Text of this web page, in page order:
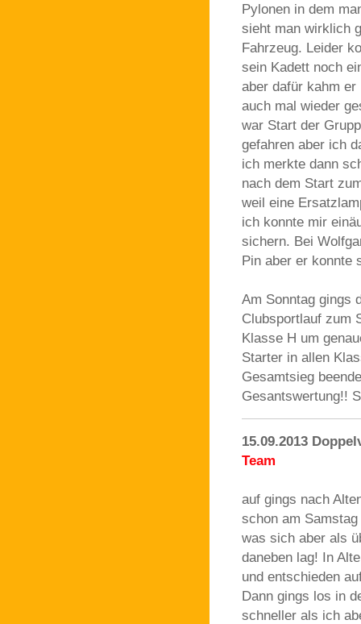
Pylonen in dem
sieht man wirklich
Fahrzeug. Leider
sein Kadett noch
aber dafür kahm
auch mal wieder
war Start der
gefahren aber ich
ich merkte dann
nach dem Start
weil eine
ich konnte mir
sichern. Bei
Pin aber er konnte
Am Sonntag gings
Clubsportlauf zum
Klasse H um
Starter in allen
Gesamtsieg
Gesantswertung!!
15.09.2013
Team
auf gings nach
schon am
was sich aber als
daneben lag! In
und entschieden
Dann gings los in
schneller als ich